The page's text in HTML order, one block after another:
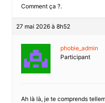
Comment ça ?.
27 mai 2026 à 8h52
phobie_admin
Participant
Ah là là, je te comprends